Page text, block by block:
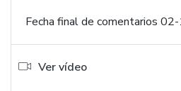
Fecha final de comentarios
Ver vídeo